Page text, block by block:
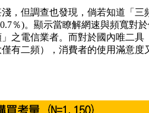
，但調查也發現，倘若知道「三
％)。顯示當瞭解網速與頻寬對
之電信業者。而對於國內唯二具
有二頻），消費者的使用滿意度